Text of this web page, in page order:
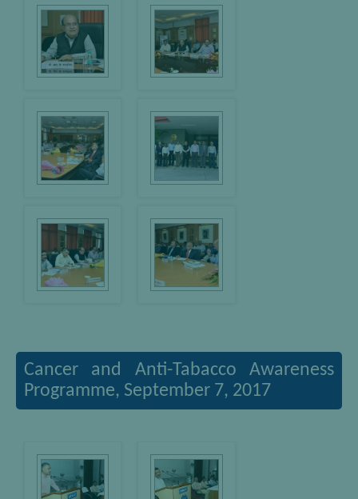
Cancer and Anti-Tabacco Awareness
Programme, September 7, 2017